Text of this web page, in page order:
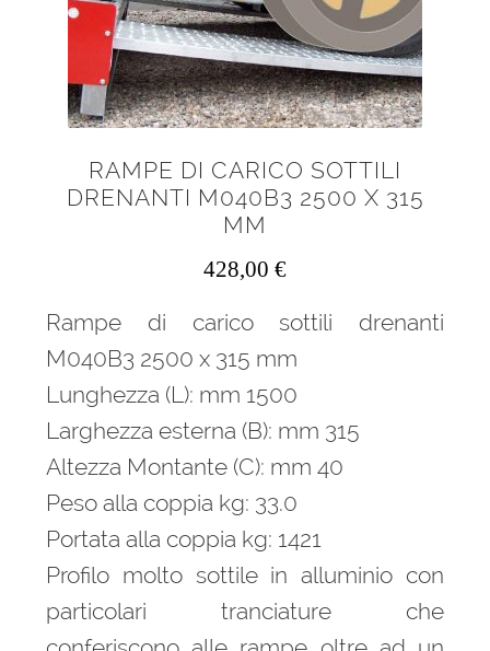
RAMPE DI CARICO SOTTILI
DRENANTI M040B3 2500 X 315
MM
428,00 €
Rampe di carico sottili drenanti
M040B3 2500 x 315 mm
Lunghezza (L): mm 1500
Larghezza esterna (B): mm 315
Altezza Montante (C): mm 40
Peso alla coppia kg: 33.0
Portata alla coppia kg: 1421
Profilo molto sottile in alluminio con
particolari tranciature che